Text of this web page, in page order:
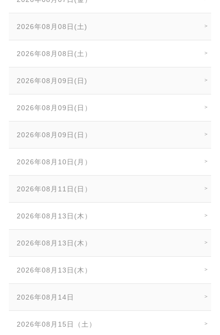
2026年08月08日(土)
2026年08月08日(土）
2026年08月09日(日)
2026年08月09日(日）
2026年08月09日(日）
2026年08月10日(月）
2026年08月11日(日）
2026年08月13日(木）
2026年08月13日(木）
2026年08月13日(木）
2026年08月14日
2026年08月15日（土）